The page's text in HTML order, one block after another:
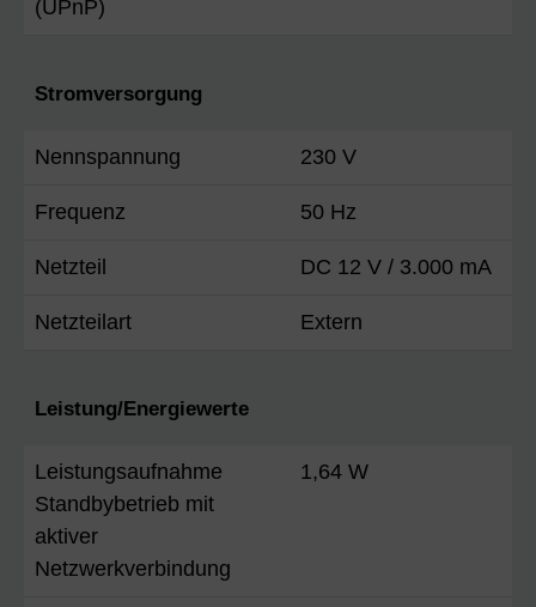
(UPnP)
Stromversorgung
Nennspannung 230 V
Frequenz 50 Hz
Netzteil DC 12 V / 3.000 mA
Netzteilart Extern
Leistung/Energiewerte
Leistungsaufnahme
Standbybetrieb mit
aktiver
Netzwerkverbindung
1,64 W